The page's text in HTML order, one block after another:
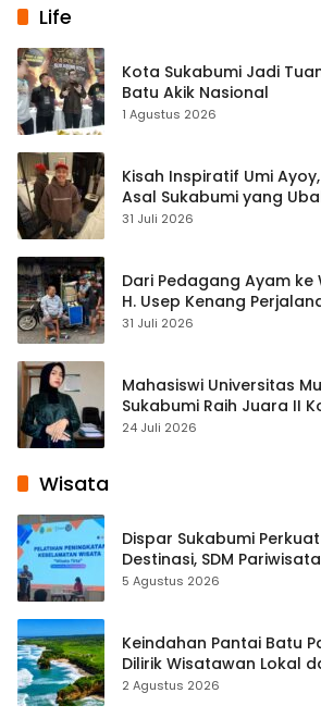
Life
Kota Sukabumi Jadi
Batu Akik Nasional
1 Agustus 2026
Kisah Inspiratif Umi
Asal Sukabumi yang
Streaming
31 Juli 2026
Dari Pedagang Ayam ke
H. Usep Kenang
Cisaat
31 Juli 2026
Mahasiswi Universitas
Sukabumi Raih Juara II
Pembelajaran Digital
24 Juli 2026
Wisata
Dispar Sukabumi
Destinasi, SDM
hingga Teknik Evakuasi
5 Agustus 2026
Keindahan Pantai Batu
Dilirik Wisatawan Lokal
2 Agustus 2026